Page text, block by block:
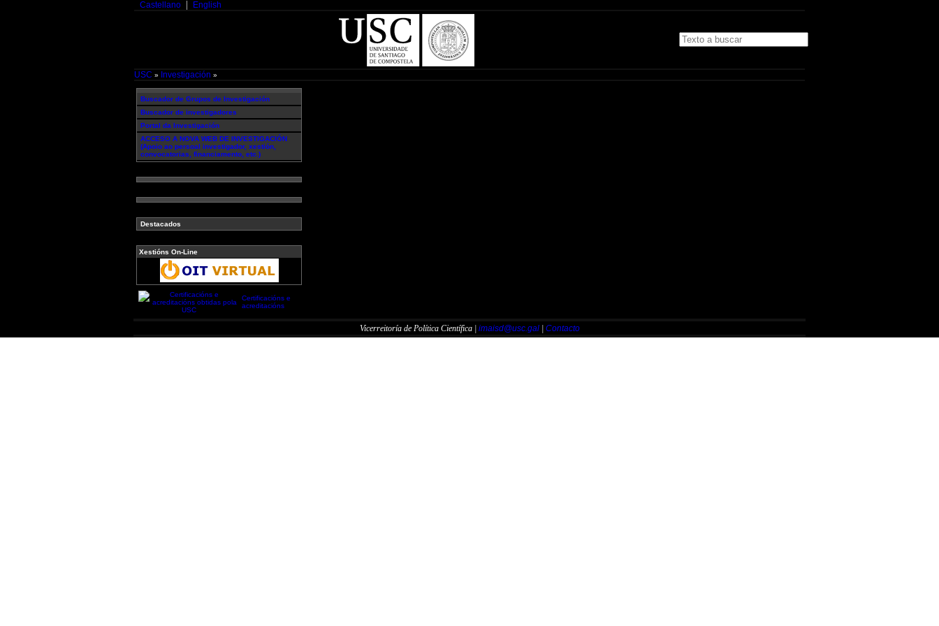
Castellano English
USC » Investigación »
Buscador de Grupos de Investigación
Buscador de investigadores
Portal da Investigación
ACCESO A NOVA WEB DE INVESTIGACIÓN
(Apoio ao persoal investigador, xestión,
convocatorias, financiamento, etc.)
Destacados
Xestións On-Line
Certificacións e
acreditacións
Vicerreitoría de Política Científica | imaisd@usc.gal| Contacto